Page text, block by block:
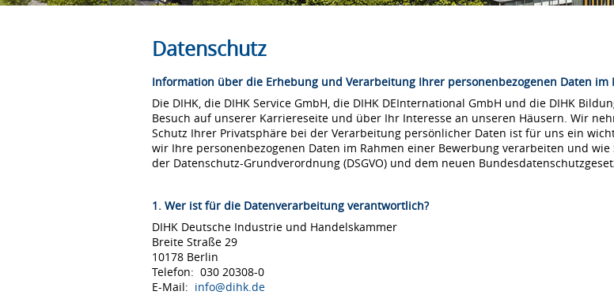
Datenschutz
Information über die Erhebung und Verarbeitung Ihrer personenbezogenen Daten im
Die DIHK, die DIHK Service GmbH, die DIHK DEInternational GmbH und die DIHK
Besuch auf unserer Karriereseite und über Ihr Interesse an unseren Häusern. Wir
Schutz Ihrer Privatsphäre bei der Verarbeitung persönlicher Daten ist für uns ein
wir Ihre personenbezogenen Daten im Rahmen einer Bewerbung verarbeiten und
der Datenschutz-Grundverordnung (DSGVO) und dem neuen
1. Wer ist für die Datenverarbeitung verantwortlich?
DIHK Deutsche Industrie und Handelskammer
Breite Straße 29
10178 Berlin
Telefon: 030 20308-0
E-Mail: info@dihk.de